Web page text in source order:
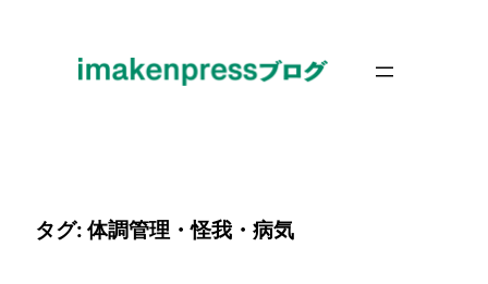
タグ: 体調管理・怪我・病気